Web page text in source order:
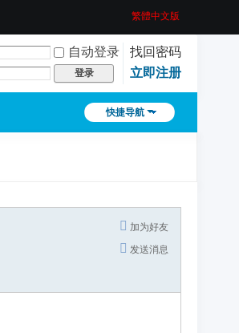
繁體中文版
自动登录
找回密码
登录 立即注册
快捷导航
加为好友
发送消息